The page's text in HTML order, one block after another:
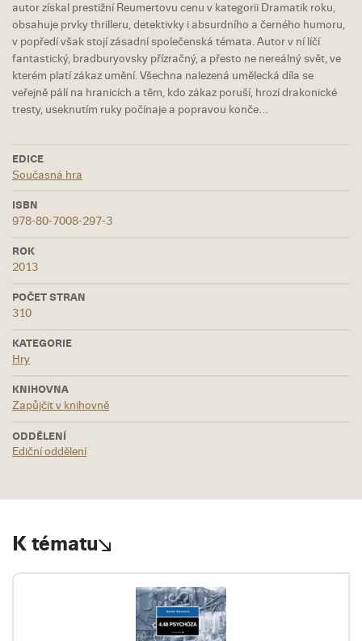
autor získal prestižní Reumertovu cenu v kategorii Dramatik roku,
obsahuje prvky thrilleru, detektivky i absurdního a černého humoru,
v popředí však stojí zásadní společenská témata. Autor v ní líčí
fantastický, bradburyovsky přízračný, a přesto ne nereálný svět, ve
kterém platí zákaz umění. Všechna nalezená umělecká díla se
veřejně pálí na hranicích a těm, kdo zákaz poruší, hrozí drakonické
tresty, useknutím ruky počínaje a popravou konče…
EDICE
Současná hra
ISBN
978-80-7008-297-3
ROK
2013
POČET STRAN
310
KATEGORIE
Hry
KNIHOVNA
Zapůjčit v knihovně
ODDĚLENÍ
Ediční oddělení
K tématu